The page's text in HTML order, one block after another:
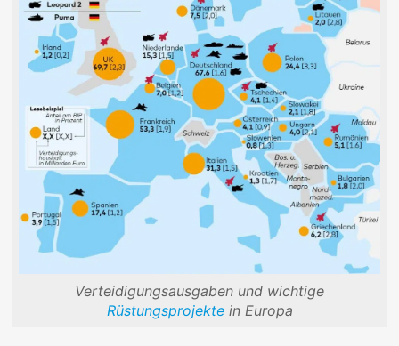
Verteidigungsausgaben und wichtige
Rüstungsprojektein Europa